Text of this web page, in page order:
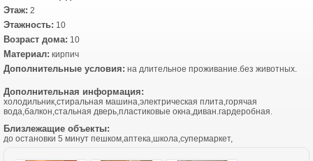
Этаж: 2
Этажность: 10
Возраст дома: 10
Материал: кирпич
Дополнительные условия: на длительное проживание.без животных.
Дополнительная информация:
холодильник,стиральная машина,электрическая плита,горячая
вода,балкон,стальная дверь,пластиковые окна,диван.гардеробная.
Близлежащие объекты:
до остановки 5 минут пешком,аптека,школа,супермаркет,